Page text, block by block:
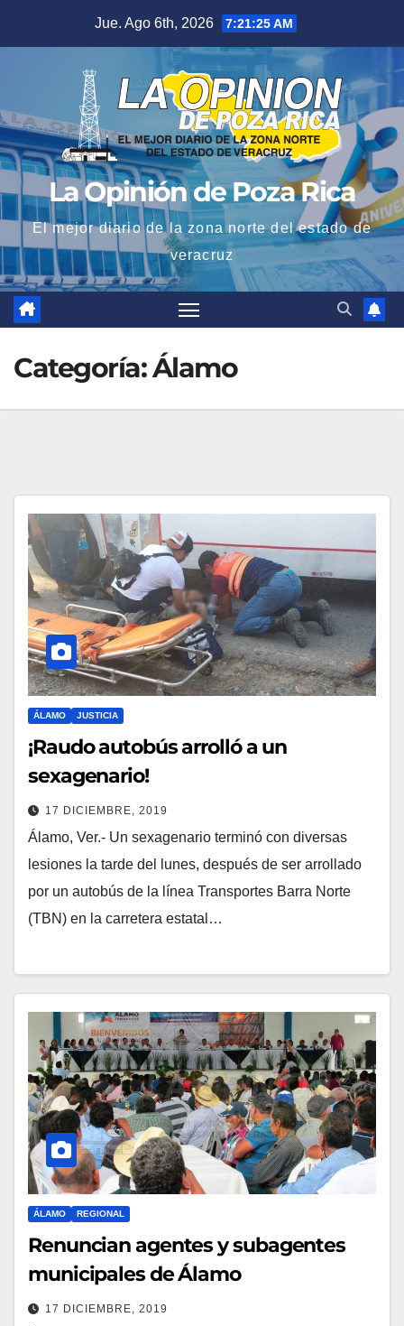
Jue. Ago 6th, 2026 7:21:26 AM
La Opinión de Poza Rica
El mejor diario de la zona norte del estado de
veracruz
Categoría:Álamo
ÁLAMO JUSTICIA
¡Raudo autobús arrolló a un
sexagenario!
17 DICIEMBRE, 2019
Álamo, Ver.- Un sexagenario terminó con diversas
lesiones la tarde del lunes, después de ser arrollado
por un autobús de la línea Transportes Barra Norte
(TBN) en la carretera estatal…
ÁLAMO REGIONAL
Renuncian agentes y subagentes
municipales de Álamo
17 DICIEMBRE, 2019